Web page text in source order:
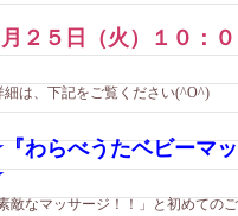
２５日（火）１０：
細は、下記をご覧ください(^O^)
らべうたベビーマッ
敵なマッサージ！！」と初めての